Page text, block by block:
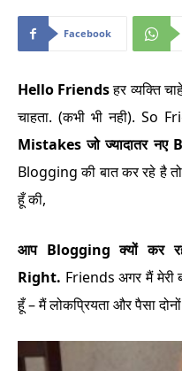
Facebook
Hello Friendsहर व्यक्ति
चाहता. (कभी भी नही). So
Mistakes जो ज्यादातर
Blogging की बात कर रहे है
हूँ की,
आप Blogging क्यों कर
Right. Friends अगर मैं मेरी
हूँ – मैं लोकप्रियता और पैसा दोनों